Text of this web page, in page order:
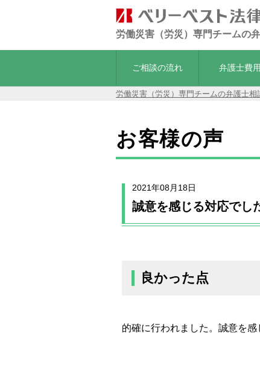
労働災害（労災）専門チームの
ご相談の流れ 弁護士費用
労働災害（労災）専門チームの弁護士相
お客様の声
2021年08月18日
誠意を感じる対応でし
良かった点
的確に行われました。誠意を感